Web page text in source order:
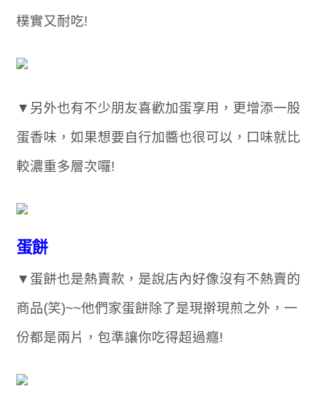
樸實又耐吃!
▼另外也有不少朋友喜歡加蛋享用，更增添一股
蛋香味，如果想要自行加醬也很可以，口味就比
較濃重多層次囉!
蛋餅
▼蛋餅也是熱賣款，是說店內好像沒有不熱賣的
商品(笑)~~他們家蛋餅除了是現擀現煎之外，一
份都是兩片，包準讓你吃得超過癮!